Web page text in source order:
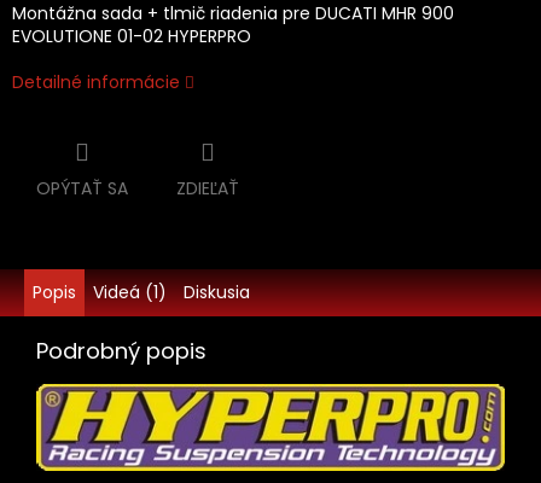
Montážna sada + tlmič riadenia pre DUCATI MHR 900
EVOLUTIONE 01-02 HYPERPRO
Detailné informácie
OPÝTAŤ SA ZDIEĽAŤ
Popis Videá (1) Diskusia
Podrobný popis